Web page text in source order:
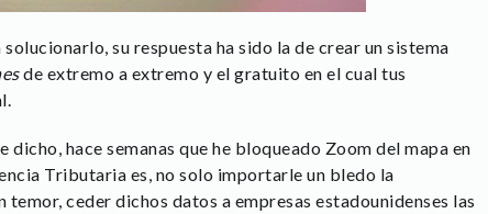
su respuesta ha sido la de crear un sistema
de extremo a extremo y el gratuito en el cual tus
hace semanas que he bloqueado Zoom del mapa en
Tributaria es, no solo importarle un bledo la
ceder dichos datos a empresas estadounidenses las